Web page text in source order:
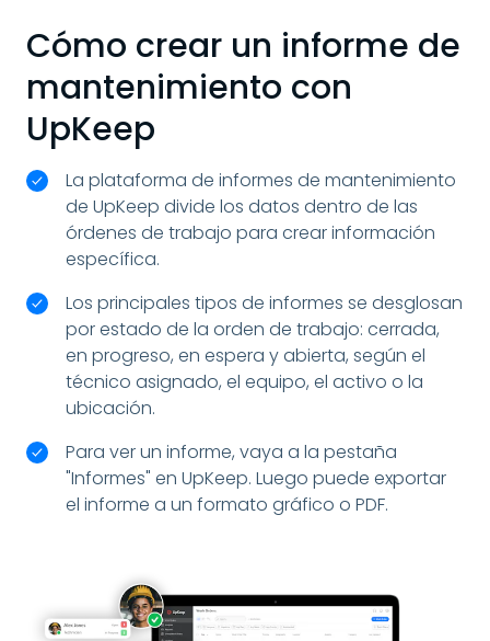
Cómo crear un informe de
mantenimiento con
UpKeep
La plataforma de informes de mantenimiento
de UpKeep divide los datos dentro de las
órdenes de trabajo para crear información
específica.
Los principales tipos de informes se desglosan
por estado de la orden de trabajo: cerrada,
en progreso, en espera y abierta, según el
técnico asignado, el equipo, el activo o la
ubicación.
Para ver un informe, vaya a la pestaña
"Informes" en UpKeep. Luego puede exportar
el informe a un formato gráfico o PDF.